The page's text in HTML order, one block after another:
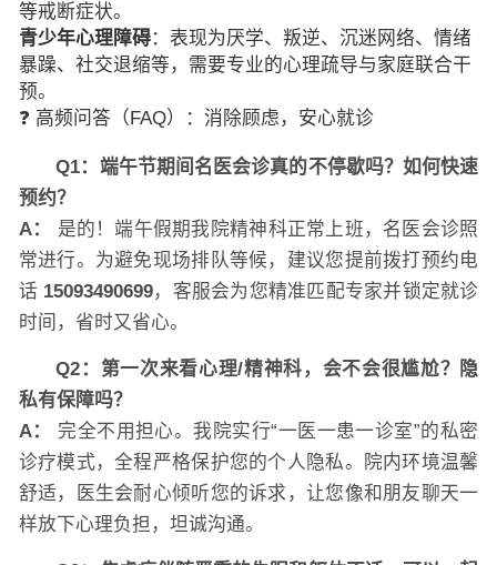
等戒断症状。
青少年心理障碍：表现为厌学、叛逆、沉迷网络、情绪
暴躁、社交退缩等，需要专业的心理疏导与家庭联合干
预。
❓ 高频问答（FAQ）：消除顾虑，安心就诊
Q1：端午节期间名医会诊真的不停歇吗？如何快速
预约？
A：
是的！端午假期我院精神科正常上班，名医会诊照
常进行。为避免现场排队等候，建议您提前拨打预约电
话 15093490699，客服会为您精准匹配专家并锁定就诊
时间，省时又省心。
Q2：第一次来看心理/精神科，会不会很尴尬？隐
私有保障吗？
A：
完全不用担心。我院实行“一医一患一诊室”的私密
诊疗模式，全程严格保护您的个人隐私。院内环境温馨
舒适，医生会耐心倾听您的诉求，让您像和朋友聊天一
样放下心理负担，坦诚沟通。